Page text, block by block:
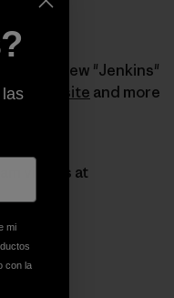
Andrew "Jenkins"
on their site and more
videos at
mi
con la